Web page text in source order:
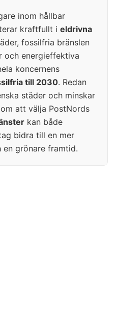
inom hållbar
kraftfullt i eldrivna
fossilfria bränslen
och energieffektiva
koncernens
till 2030. Redan
städer och minskar
att välja PostNords
kan både
bidra till en mer
grönare framtid.